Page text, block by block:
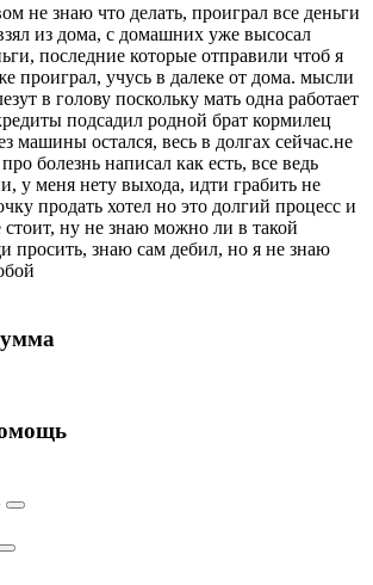
не знаю что делать, проиграл все деньги
из дома, с домашних уже высосал
последние которые отправили чтоб я
проиграл, учусь в далеке от дома. мысли
в голову поскольку мать одна работает
подсадил родной брат кормилец
машины остался, весь в долгах сейчас.не
болезнь написал как есть, все ведь
у меня нету выхода, идти грабить не
продать хотел но это долгий процесс и
ну не знаю можно ли в такой
просить, знаю сам дебил, но я не знаю